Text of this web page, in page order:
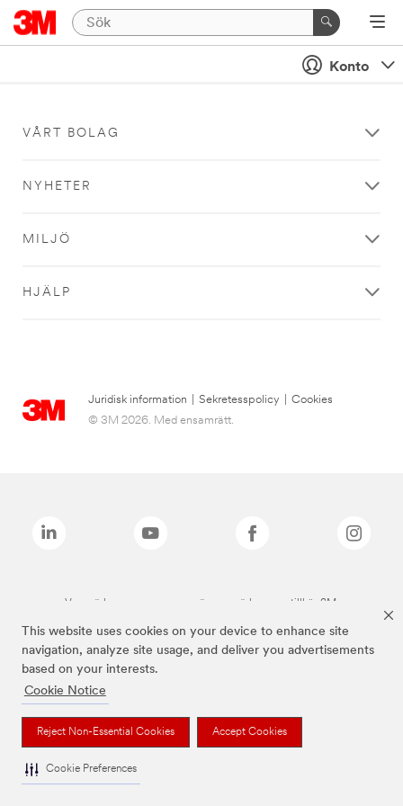
This website uses cookies on your device to enhance site
navigation, analyze site usage, and deliver you advertisements
based on your interests.
Cookie Notice
Reject Non-Essential Cookies Accept Cookies
Cookie Preferences
Konto
VÅRT BOLAG
NYHETER
MILJÖ
HJÄLP
Juridisk information Sekretesspolicy
Cookies
© 3M 2026. Med ensamrätt.
Varumärken som anges ovan är varumärken som tillhör 3M.